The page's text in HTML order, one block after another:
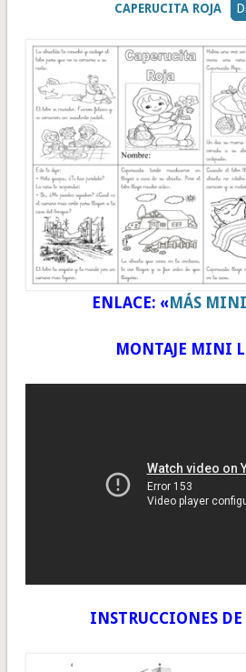
CAPERUCITA ROJA
ENLACE: «MÁS
MONTAJE MINI
INSTRUCCIONES DE